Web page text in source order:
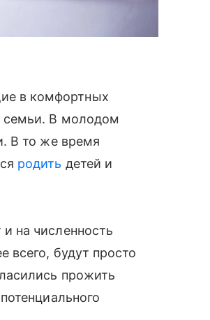
в комфортных
семьи. В молодом
В то же время
родить детей и
на численность
всего, будут просто
прожить